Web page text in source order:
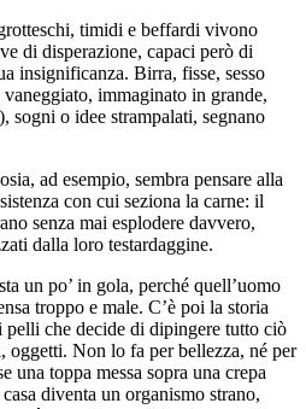
timidi e beffardi vivono
di disperazione, capaci però di
insignificanza. Birra, fisse, sesso
immaginato in grande,
sogni o idee strampalati, segnano
ad esempio, sembra pensare alla
con cui seziona la carne: il
senza mai esplodere davvero,
dalla loro testardaggine.
un po’ in gola, perché quell’uomo
troppo e male. C’è poi la storia
pelli che decide di dipingere tutto ciò
oggetti. Non lo fa per bellezza, né per
una toppa messa sopra una crepa
diventa un organismo strano,